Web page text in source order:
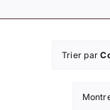
Trier par